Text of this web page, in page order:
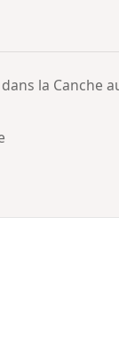
la Canche